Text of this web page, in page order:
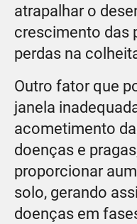
atrapalhar o
crescimento das
perdas na
Outro fator que
janela
acometimento
doenças e
proporcionar
solo, gerando
doenças em